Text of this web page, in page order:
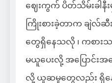
ဈေးကွက် ပိတ်သိမ်းခါနီ
ကြိုးစားခဲ့တာက ချဲလ်
တွေရှိနေသလို ၊ ကစား
မယူပေးလို့ အပြောင်း
လို့ ယူဆမှုတွေလည်း ရှိန